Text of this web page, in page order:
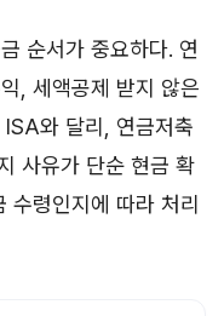
순서가 중요하다. 연
, 세액공제 받지 않은
와 달리, 연금저축
사유가 단순 현금 확
수령인지에 따라 처리